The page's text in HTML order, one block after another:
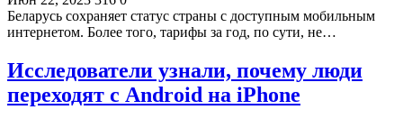
Беларусь сохраняет статус страны с доступным мобильным
интернетом. Более того, тарифы за год, по сути, не…
Исследователи узнали, почему люди
переходят с Android на iPhone